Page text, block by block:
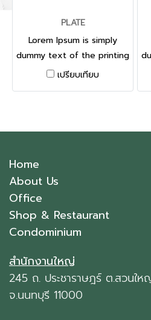
PLATE
Lorem Ipsum is simply
dummy text of the printing
and typesetting industry.
เปรียบเทียบ
Home
About Us
Office
Shop & Restaurant
Condominium
สำนักงานใหญ่
245 ถ. ประชาราษฎร์ ต.สวนใ
จ.นนทบุรี 11000